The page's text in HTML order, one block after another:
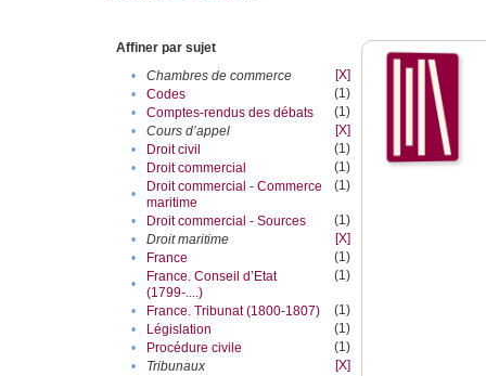
Affiner par sujet
•
Chambres de commerce
[X]
•
Codes
(1)
•
Comptes-rendus des débats
(1)
•
Cours d’appel
[X]
•
Droit civil
(1)
•
Droit commercial
(1)
•
Droit commercial - Commerce
maritime
(1)
• Droit commercial - Sources
(1)
•
Droit maritime
[X]
•
France
(1)
•
France. Conseil d’Etat
(1799-....)
(1)
• France. Tribunat (1800-1807)
(1)
•
Législation
(1)
•
Procédure civile
(1)
•
Tribunaux
[X]